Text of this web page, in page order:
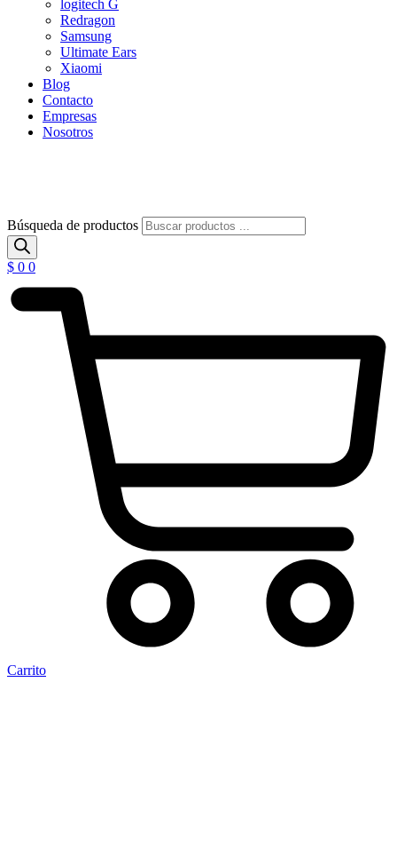
logitech G
Redragon
Samsung
Ultimate Ears
Xiaomi
Blog
Contacto
Empresas
Nosotros
Búsqueda de productos
$ 0 0
Carrito